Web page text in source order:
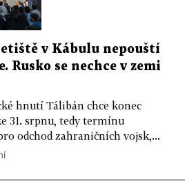
v Kábulu nepouští
Rusko se nechce v zemi
hnutí Tálibán chce konec
31. srpnu, tedy termínu
odchod zahraničních vojsk,...